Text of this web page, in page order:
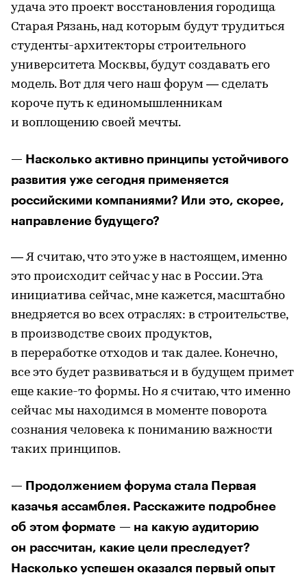
удача это проект восстановления городища
Старая Рязань, над которым будут трудиться
студенты-архитекторы строительного
университета Москвы, будут создавать его
модель. Вот для чего наш форум — сделать
короче путь к единомышленникам
и воплощению своей мечты.
— Насколько активно принципы устойчивого
развития уже сегодня применяется
российскими компаниями? Или это, скорее,
направление будущего?
— Я считаю, что это уже в настоящем, именно
это происходит сейчас у нас в России. Эта
инициатива сейчас, мне кажется, масштабно
внедряется во всех отраслях: в строительстве,
в производстве своих продуктов,
в переработке отходов и так далее. Конечно,
все это будет развиваться и в будущем примет
еще какие-то формы. Но я считаю, что именно
сейчас мы находимся в моменте поворота
сознания человека к пониманию важности
таких принципов.
— Продолжением форума стала Первая
казачья ассамблея. Расскажите подробнее
об этом формате — на какую аудиторию
он рассчитан, какие цели преследует?
Насколько успешен оказался первый опыт